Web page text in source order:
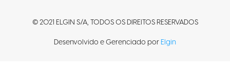
© 2021 ELGIN S/A, TODOS OS DIREITOS RESERVADOS
Desenvolvido e Gerenciado porElgin